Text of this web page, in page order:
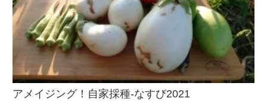
アメイジング！自家採種-なすび2021